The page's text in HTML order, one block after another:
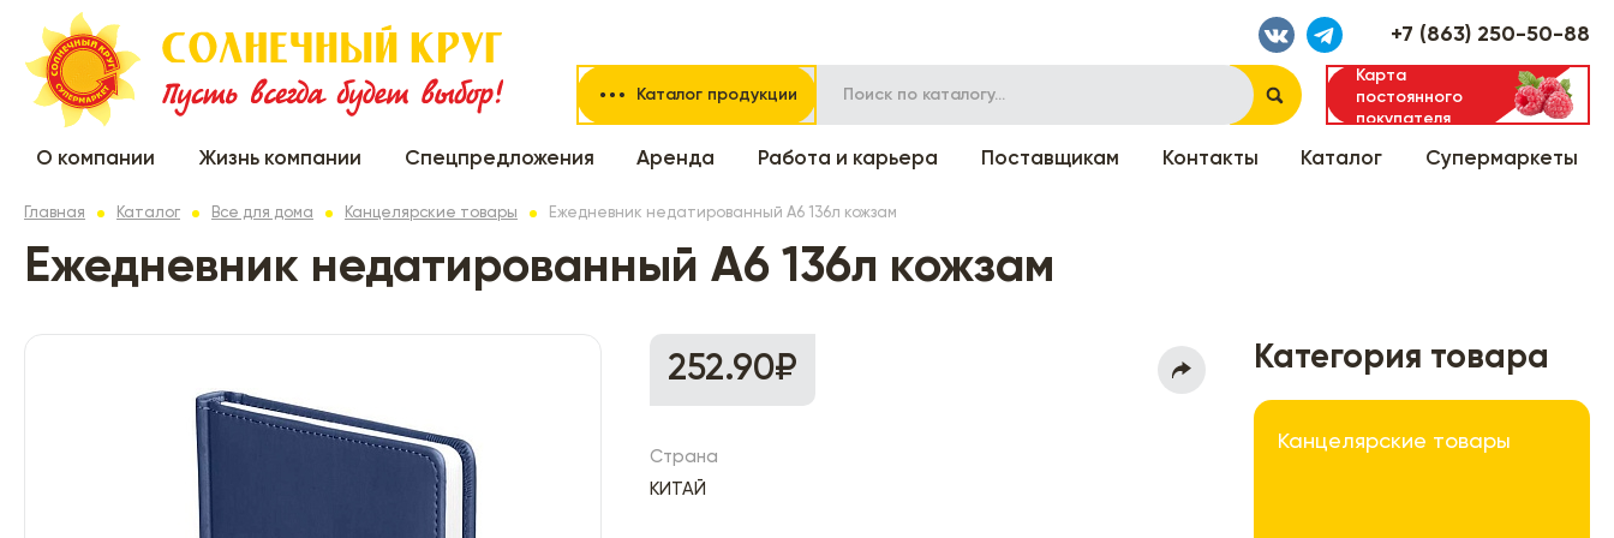
+7 (863) 250-50-88
Каталог продукции
Карта
постоянного
покупателя
О компании Жизнь компании Спецпредложения Аренда Работа и карьера Поставщикам Контакты Каталог Супермаркеты
Главная Каталог Все для дома Канцелярские товары Ежедневник недатированный А6 136л кожзам
Ежедневник недатированный А6 136л кожзам
252.90₽
Страна
КИТАЙ
Категория товара
Канцелярские товары